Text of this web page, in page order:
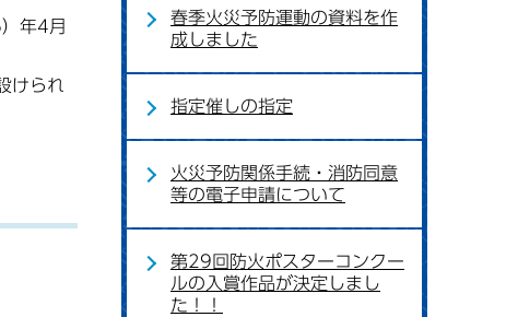
年4月
けられ
春季火災予防運動の資料を作
成しました
指定催しの指定
火災予防関係手続・消防同意
等の電子申請について
第29回防火ポスターコンクー
ルの入賞作品が決定しまし
た！！